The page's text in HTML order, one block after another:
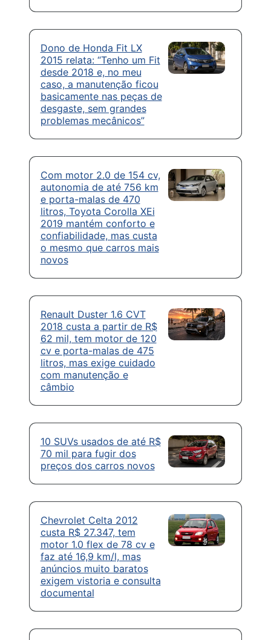
Dono de Honda Fit LX
2015 relata: “Tenho um Fit
desde 2018 e, no meu
caso, a manutenção ficou
basicamente nas peças de
desgaste, sem grandes
problemas mecânicos”
Com motor 2.0 de 154 cv,
autonomia de até 756 km
e porta-malas de 470
litros, Toyota Corolla XEi
2019 mantém conforto e
confiabilidade, mas custa
o mesmo que carros mais
novos
Renault Duster 1.6 CVT
2018 custa a partir de R$
62 mil, tem motor de 120
cv e porta-malas de 475
litros, mas exige cuidado
com manutenção e
câmbio
10 SUVs usados de até R$
70 mil para fugir dos
preços dos carros novos
Chevrolet Celta 2012
custa R$ 27.347, tem
motor 1.0 flex de 78 cv e
faz até 16,9 km/l, mas
anúncios muito baratos
exigem vistoria e consulta
documental